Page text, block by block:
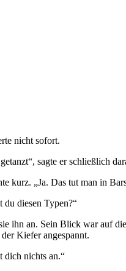
nicht sofort.
sagte er schließlich
kurz. „Ja. Das tut man in
du diesen Typen?“
ihn an. Sein Blick war auf
Kiefer angespannt.
dich nichts an.“